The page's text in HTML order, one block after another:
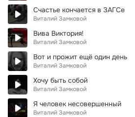
Счастье кончается в ЗАГСе
Виталий Замковой
Вива Виктория!
Виталий Замковой
Вот и прожит ещё один день
Виталий Замковой
Хочу быть собой
Виталий Замковой
Я человек несовершенный
Виталий Замковой